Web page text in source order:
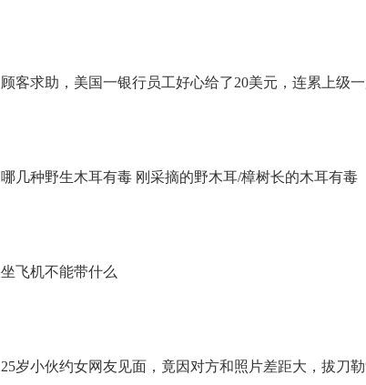
顾客求助，美国一银行员工好心给了20美元，连累上级
哪几种野生木耳有毒 刚采摘的野木耳/樟树长的木耳有毒
坐飞机不能带什么
25岁小伙约女网友见面，竟因对方和照片差距大，拔刀勒